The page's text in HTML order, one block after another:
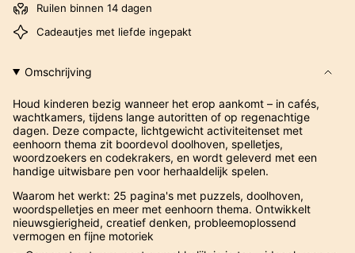
Ruilen binnen 14 dagen
Cadeautjes met liefde ingepakt
Omschrijving
Houd kinderen bezig wanneer het erop aankomt – in cafés,
wachtkamers, tijdens lange autoritten of op regenachtige
dagen. Deze compacte, lichtgewicht activiteitenset met
eenhoorn thema zit boordevol doolhoven, spelletjes,
woordzoekers en codekrakers, en wordt geleverd met een
handige uitwisbare pen voor herhaaldelijk spelen.
Waarom het werkt: 25 pagina's met puzzels, doolhoven,
woordspelletjes en meer met eenhoorn thema. Ontwikkelt
nieuwsgierigheid, creatief denken, probleemoplossend
vermogen en fijne motoriek